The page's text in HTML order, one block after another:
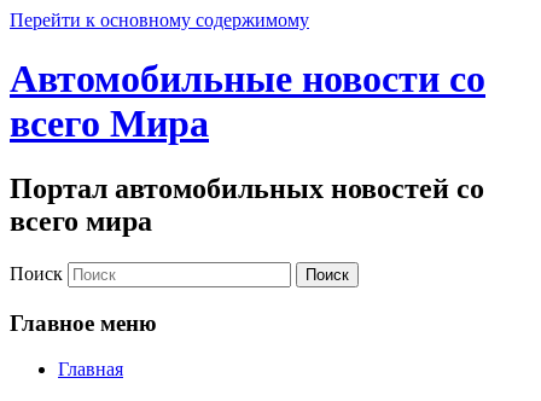
Перейти к основному содержимому
Автомобильные новости со
всего Мира
Портал автомобильных новостей со
всего мира
Поиск
Главное меню
Главная